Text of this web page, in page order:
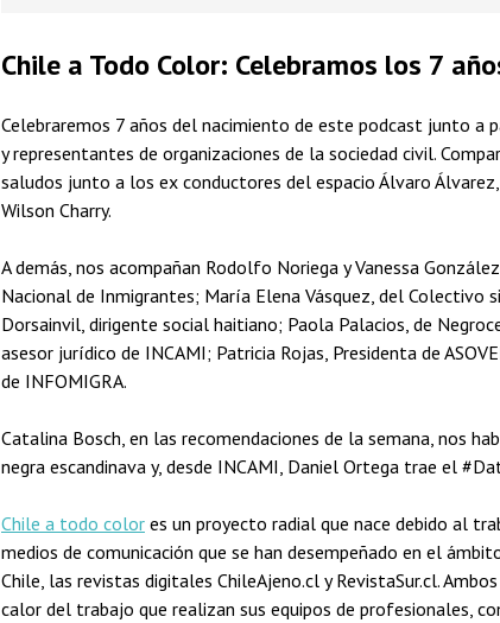
Chile a Todo Color: Celebramos los 7
Celebraremos 7 años del nacimiento de este podcast junto a
y representantes de organizaciones de la sociedad civil.
saludos junto a los ex conductores del espacio Álvaro
Wilson Charry.
A demás, nos acompañan Rodolfo Noriega y Vanessa
Nacional de Inmigrantes; María Elena Vásquez, del Colectivo
Dorsainvil, dirigente social haitiano; Paola Palacios, de
asesor jurídico de INCAMI; Patricia Rojas, Presidenta de
de INFOMIGRA.
Catalina Bosch, en las recomendaciones de la semana, nos
negra escandinava y, desde INCAMI, Daniel Ortega trae el
Chile a todo color es un proyecto radial que nace debido al
medios de comunicación que se han desempeñado en el
Chile, las revistas digitales ChileAjeno.cl y RevistaSur.cl.
calor del trabajo que realizan sus equipos de profesionales,